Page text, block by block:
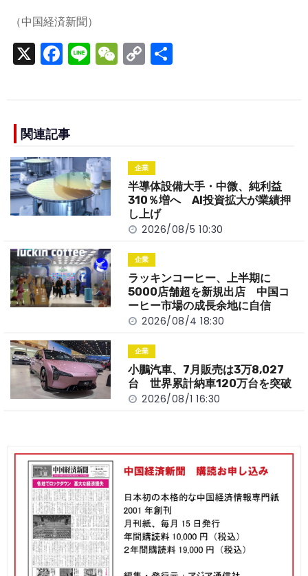
（中国経済新聞）
X F
a
e
b
o
o
k
Li
n
W
e
C
o
n
k
関連記事
企業
半導体設備大手・中微、純利益
310％増へ AI投資拡大が業績押
し上げ
2026/08/5 10:30
企業
ラッキンコーヒー、上半期に
5000店舗超を新規出店 中国コ
ーヒー市場の成長余地に自信
2026/08/4 18:30
企業
小鵬汽車、7月販売は3万8,027
台 世界累計納車120万台を突破
2026/08/1 16:30